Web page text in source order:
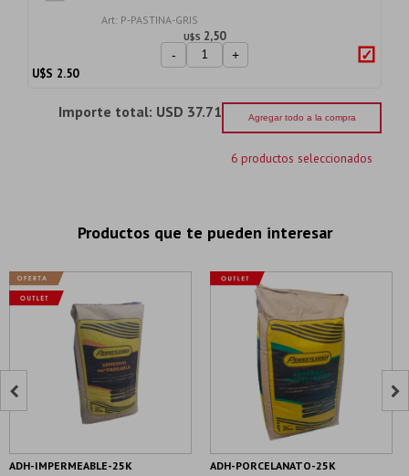
Art: P-PASTINA-GRIS
U$S 2,50
- +
U$S 2.50
Importe total: USD 37.71 Agregar todo a la compra
6 productos seleccionados
Productos que te pueden interesar
ADH-IMPERMEABLE-25K ADH-PORCELANATO-25K
 